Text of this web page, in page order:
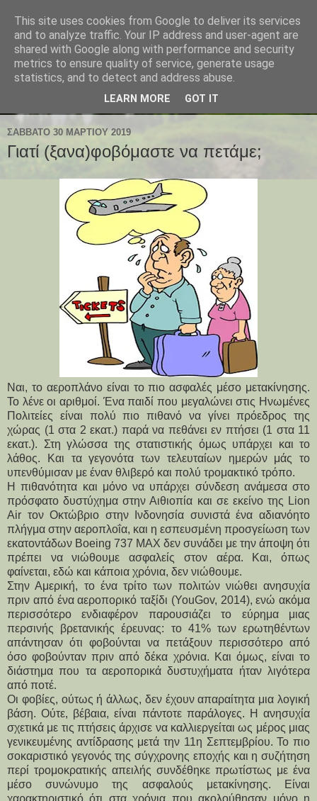
ΣΆΒΒΑΤΟ 30 ΜΑΡΤΊΟΥ 2019
Γιατί (ξανα)φοβόμαστε να πετάμε;
Ναι, το αεροπλάνο είναι το πιο ασφαλές μέσο μετακίνησης.
Το λένε οι αριθμοί. Ένα παιδί που μεγαλώνει στις Ηνωμένες
Πολιτείες είναι πολύ πιο πιθανό να γίνει πρόεδρος της
χώρας (1 στα 2 εκατ.) παρά να πεθάνει εν πτήσει (1 στα 11
εκατ.). Στη γλώσσα της στατιστικής όμως υπάρχει και το
λάθος. Και τα γεγονότα των τελευταίων ημερών μάς το
υπενθύμισαν με έναν θλιβερό και πολύ τρομακτικό τρόπο.
Η πιθανότητα και μόνο να υπάρχει σύνδεση ανάμεσα στο
πρόσφατο δυστύχημα στην Αιθιοπία και σε εκείνο της Lion
Air τον Οκτώβριο στην Ινδονησία συνιστά ένα αδιανόητο
πλήγμα στην αεροπλοΐα, και η εσπευσμένη προσγείωση των
εκατοντάδων Boeing 737 ΜΑΧ δεν συνάδει με την άποψη ότι
πρέπει να νιώθουμε ασφαλείς στον αέρα. Και, όπως
φαίνεται, εδώ και κάποια χρόνια, δεν νιώθουμε.
Στην Αμερική, το ένα τρίτο των πολιτών νιώθει ανησυχία
πριν από ένα αεροπορικό ταξίδι (YouGov, 2014), ενώ ακόμα
περισσότερο ενδιαφέρον παρουσιάζει το εύρημα μιας
περσινής βρετανικής έρευνας: το 41% των ερωτηθέντων
απάντησαν ότι φοβούνται να πετάξουν περισσότερο από
όσο φοβούνταν πριν από δέκα χρόνια. Και όμως, είναι το
διάστημα που τα αεροπορικά δυστυχήματα ήταν λιγότερα
από ποτέ.
Οι φοβίες, ούτως ή άλλως, δεν έχουν απαραίτητα μια λογική
βάση. Ούτε, βέβαια, είναι πάντοτε παράλογες. Η ανησυχία
σχετικά με τις πτήσεις άρχισε να καλλιεργείται ως μέρος μιας
γενικευμένης αντίδρασης μετά την 11η Σεπτεμβρίου. Το πιο
σοκαριστικό γεγονός της σύγχρονης εποχής και η συζήτηση
περί τρομοκρατικής απειλής συνδέθηκε πρωτίστως με ένα
μέσο συνώνυμο της ασφαλούς μετακίνησης. Είναι
χαρακτηριστικό ότι στα χρόνια που ακολούθησαν μόνο η
This site uses cookies from Google to deliver its services
and to analyze traffic. Your IP address and user-agent are
shared with Google along with performance and security
metrics to ensure quality of service, generate usage
statistics, and to detect and address abuse.
LEARN MORE GOT IT